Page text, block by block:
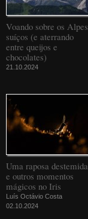
Voando sobre os Alpes
suíços (e aterrando
entre queijos e
chocolates)
21.10.2024
Uma raposa destemida
e outros momentos
mágicos no Iris
Luís Octávio Costa
02.10.2024